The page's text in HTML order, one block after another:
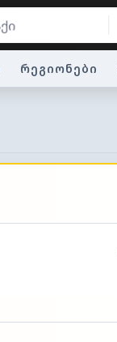
რეგიონები